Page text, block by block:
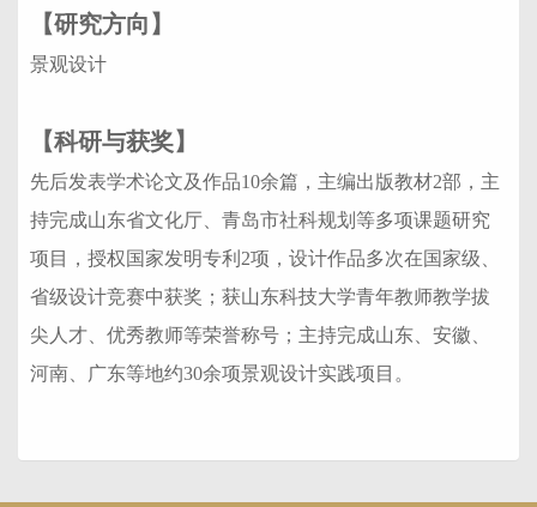
【研究方向】
景观设计
【科研与获奖】
先后发表学术论文及作品10余篇，主编出版教材2部，主
持完成山东省文化厅、青岛市社科规划等多项课题研究
项目，授权国家发明专利2项，设计作品多次在国家级、
省级设计竞赛中获奖；获山东科技大学青年教师教学拔
尖人才、优秀教师等荣誉称号；主持完成山东、安徽、
河南、广东等地约30余项景观设计实践项目。